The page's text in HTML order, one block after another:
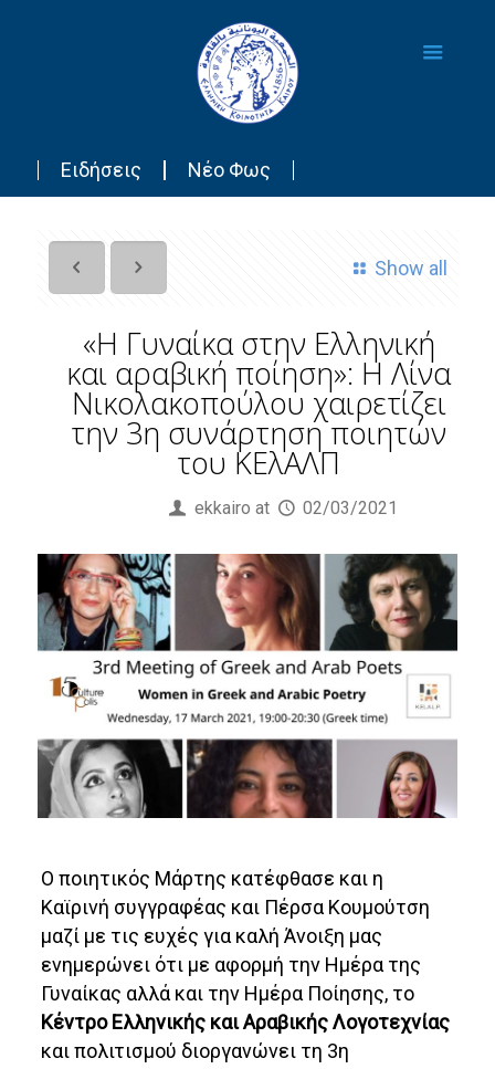
Ειδήσεις Νέο Φως
Show all
«Η Γυναίκα στην Ελληνική
και αραβική ποίηση»: Η Λίνα
Νικολακοπούλου χαιρετίζει
την 3η συνάρτηση ποιητών
του ΚΕλΑΛΠ
ekkairo at 02/03/2021
Ο ποιητικός Μάρτης κατέφθασε και η
Καϊρινή συγγραφέας και Πέρσα Κουμούτση
μαζί με τις ευχές για καλή Άνοιξη μας
ενημερώνει ότι με αφορμή την Ημέρα της
Γυναίκας αλλά και την Ημέρα Ποίησης, το
Κέντρο Ελληνικής και Αραβικής Λογοτεχνίας
και πολιτισμού διοργανώνει τη 3η